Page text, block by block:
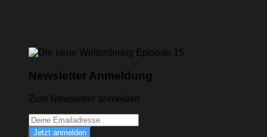
Newsletter Anmeldung
Zum Newsletter anmelden
Jetzt anmelden